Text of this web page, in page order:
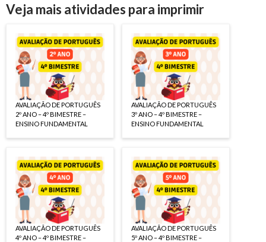
Veja mais atividades para imprimir
AVALIAÇÃO DE PORTUGUÊS
2º ANO – 4º BIMESTRE –
ENSINO FUNDAMENTAL
AVALIAÇÃO DE PORTUGUÊS
4º ANO – 4º BIMESTRE –
AVALIAÇÃO DE PORTUGUÊS
3º ANO – 4º BIMESTRE –
ENSINO FUNDAMENTAL
AVALIAÇÃO DE PORTUGUÊS
5º ANO – 4º BIMESTRE –